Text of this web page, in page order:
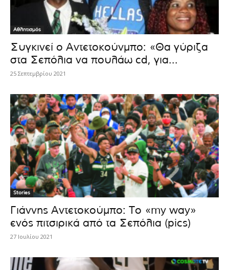
Αθλητισμός
Συγκινεί ο Αντετοκούνμπο: «Θα γύριζα
στα Σεπόλια να πουλάω cd, για...
25 Σεπτεμβρίου 2021
Stories
Γιάννης Αντετοκούμπο: To «my way»
ενός πιτσιρικά από τα Σεπόλια (pics)
27 Ιουλίου 2021